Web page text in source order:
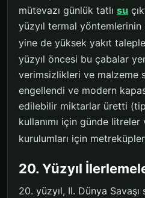
mütevazı günlük tatlı su
yüzyıl termal
yine de yüksek yakıt
yüzyıl öncesi bu çabalar
verimsizlikleri ve malzeme
engellendi ve modern
edilebilir miktarlar üretti
kullanımı için günde
kurulumları için
20. Yüzyıl
20. yüzyıl, II. Dünya Savaşı